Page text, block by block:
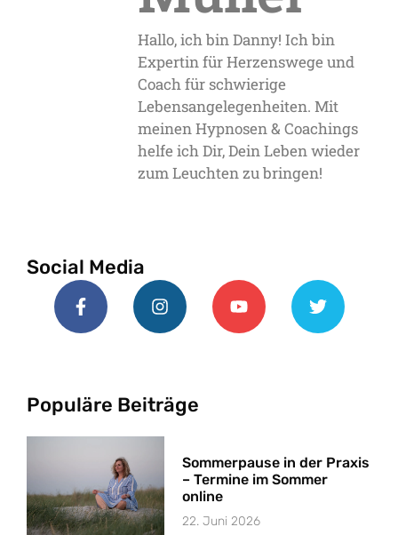
Hallo, ich bin Danny! Ich bin
Expertin für Herzenswege und
Coach für schwierige
Lebensangelegenheiten. Mit
meinen Hypnosen & Coachings
helfe ich Dir, Dein Leben wieder
zum Leuchten zu bringen!
Social Media
Populäre Beiträge
Sommerpause in der Praxis
– Termine im Sommer
online
22. Juni 2026